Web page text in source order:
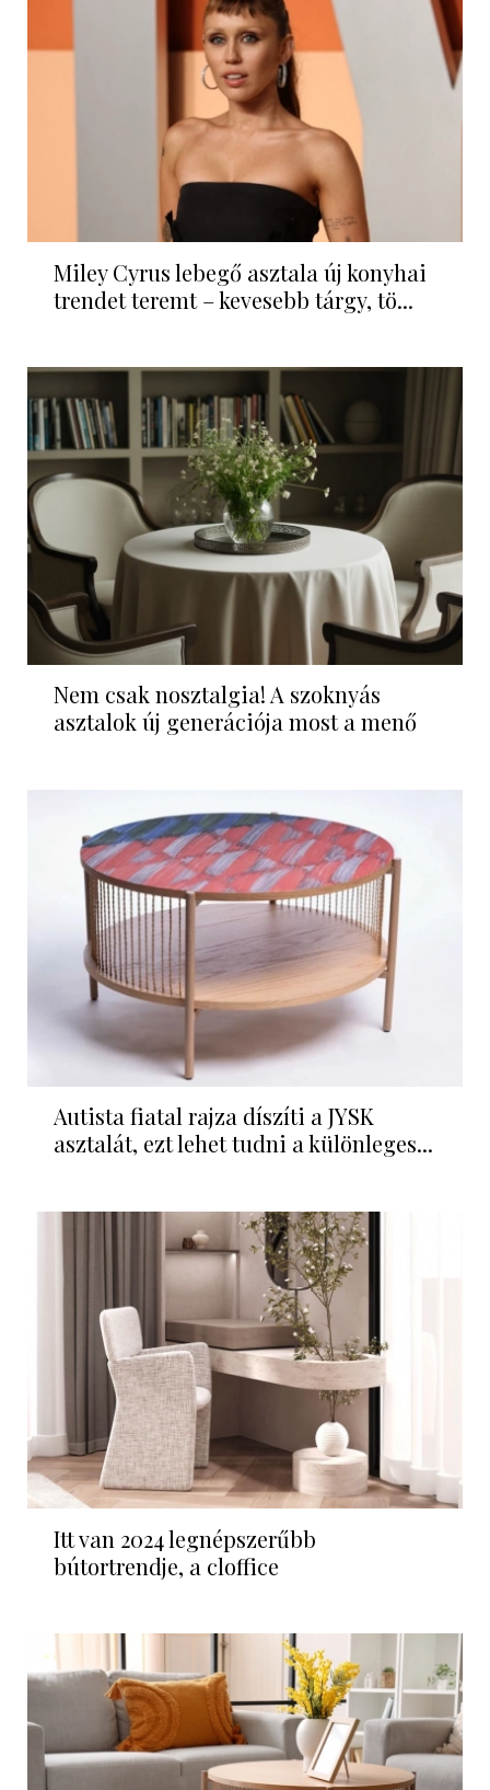
Miley Cyrus lebegő asztala új konyhai
trendet teremt – kevesebb tárgy, tö...
Nem csak nosztalgia! A szoknyás
asztalok új generációja most a menő
Autista fiatal rajza díszíti a JYSK
asztalát, ezt lehet tudni a különleges...
Itt van 2024 legnépszerűbb
bútortrendje, a cloffice